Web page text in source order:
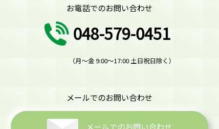
お電話でのお問い合わせ
048-579-0451
（月～金 9:00～17:00 土日祝日除く）
メールでのお問い合わせ
メールでのお問い合わせ